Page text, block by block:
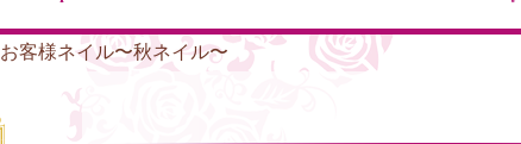
お客様ネイル〜秋ネイル〜